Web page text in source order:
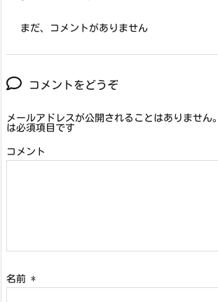
まだ、コメントがありません
コメントをどうぞ
メールアドレスが公開されることはありません。
は必須項目です
コメント
名前 *